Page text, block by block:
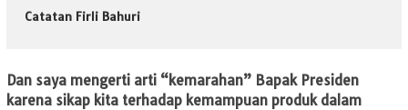
Catatan Firli Bahuri
Dan saya mengerti arti “kemarahan” Bapak Presiden
karena sikap kita terhadap kemampuan produk dalam